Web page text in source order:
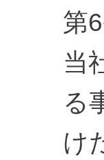
第
当
る
け